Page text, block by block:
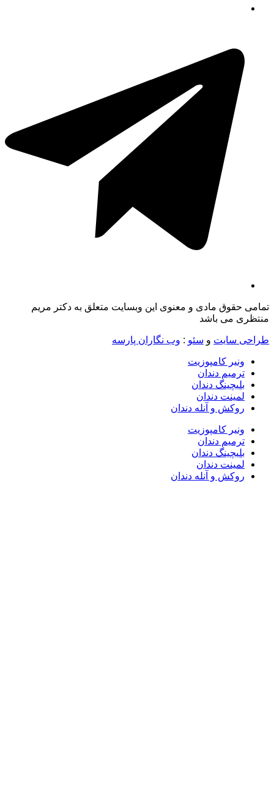
تمامی حقوق مادی و معنوی این وبسایت متعلق به دکتر مریم
منتظری می باشد
طراحی سایتوسئو: وب نگاران پارسه
ونیر کامپوزیت
ترمیم دندان
بلیچینگ دندان
لمینت دندان
روکش و آنله دندان
ونیر کامپوزیت
ترمیم دندان
بلیچینگ دندان
لمینت دندان
روکش و آنله دندان